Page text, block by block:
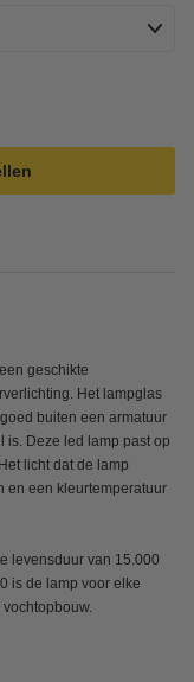
geschikte
Het lampglas
buiten een armatuur
is. Deze led lamp past op
licht dat de lamp
en een kleurtemperatuur
levensduur van 15.000
is de lamp voor elke